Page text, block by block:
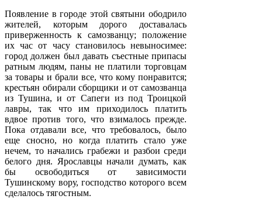
Появление в городе этой святыни ободрило
жителей, которым дорого доставалась
приверженность к самозванцу; положение
их час от часу становилось невыносимее:
город должен был давать съестные припасы
ратным людям, паны не платили торговцам
за товары и брали все, что кому понравится;
крестьян обирали сборщики и от самозванца
из Тушина, и от Сапеги из под Троицкой
лавры, так что им приходилось платить
вдвое против того, что взималось прежде.
Пока отдавали все, что требовалось, было
еще сносно, но когда платить стало уже
нечем, то начались грабежи и разбои среди
белого дня. Ярославцы начали думать, как
бы освободиться от зависимости
Тушинскому вору, господство которого всем
сделалось тягостным.